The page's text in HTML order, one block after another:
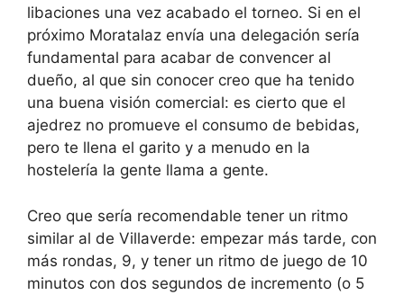
libaciones una vez acabado el torneo. Si en el
próximo Moratalaz envía una delegación sería
fundamental para acabar de convencer al
dueño, al que sin conocer creo que ha tenido
una buena visión comercial: es cierto que el
ajedrez no promueve el consumo de bebidas,
pero te llena el garito y a menudo en la
hostelería la gente llama a gente.
Creo que sería recomendable tener un ritmo
similar al de Villaverde: empezar más tarde, con
más rondas, 9, y tener un ritmo de juego de 10
minutos con dos segundos de incremento (o 5